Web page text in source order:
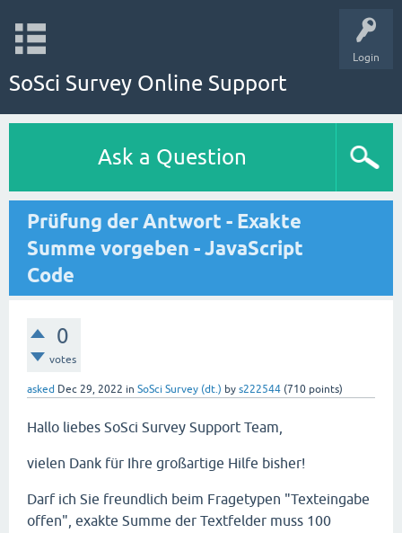
Login
SoSci Survey Online Support
Ask a Question
Prüfung der Antwort - Exakte
Summe vorgeben - JavaScript
Code
0
votes
asked Dec 29, 2022 in SoSci Survey (dt.) by s222544 (710 points)
Hallo liebes SoSci Survey Support Team,
vielen Dank für Ihre großartige Hilfe bisher!
Darf ich Sie freundlich beim Fragetypen "Texteingabe
offen", exakte Summe der Textfelder muss 100